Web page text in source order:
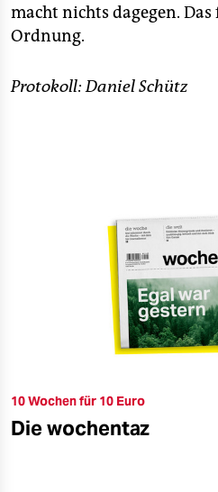
macht nichts dagegen.
Ordnung.
Protokoll: Daniel Schütz
10 Wochen für 10 Euro
Die wochentaz